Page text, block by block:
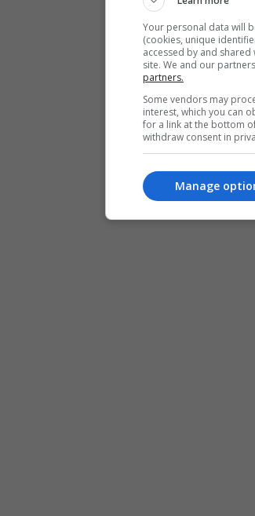
Your personal data will
(cookies, unique
accessed by and
site. We and our
partners.
Some vendors may
interest, which you can
for a link at the bottom
withdraw consent in
Manage